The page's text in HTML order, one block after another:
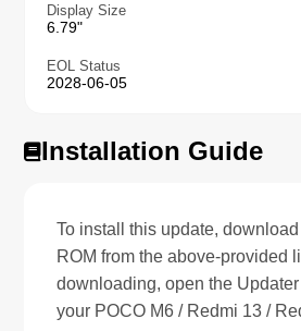
Display Size
6.79"
EOL Status
2028-06-05
Installation Guide
To install this update,
ROM from the above-provided
downloading, open the
your POCO M6 / Redmi 13 /